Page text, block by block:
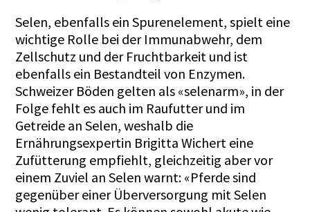
Selen, ebenfalls ein Spurenelement, spielt eine
wichtige Rolle bei der Immunabwehr, dem
Zellschutz und der Fruchtbarkeit und ist
ebenfalls ein Bestandteil von Enzymen.
Schweizer Böden gelten als «selenarm», in der
Folge fehlt es auch im Raufutter und im
Getreide an Selen, weshalb die
Ernährungsexpertin Brigitta Wichert eine
Zufütterung empfiehlt, gleichzeitig aber vor
einem Zuviel an Selen warnt: «Pferde sind
gegenüber einer Überversorgung mit Selen